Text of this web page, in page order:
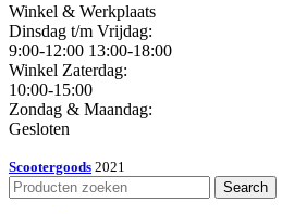
Winkel & Werkplaats
Dinsdag t/m Vrijdag:
9:00-12:00 13:00-18:00
Winkel Zaterdag:
10:00-15:00
Zondag & Maandag:
Gesloten
Scootergoods 2021
Search